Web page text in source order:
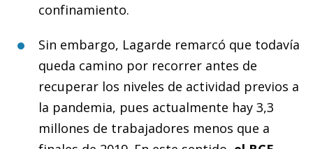
confinamiento.
Sin embargo, Lagarde remarcó que todavía
queda camino por recorrer antes de
recuperar los niveles de actividad previos a
la pandemia, pues actualmente hay 3,3
millones de trabajadores menos que a